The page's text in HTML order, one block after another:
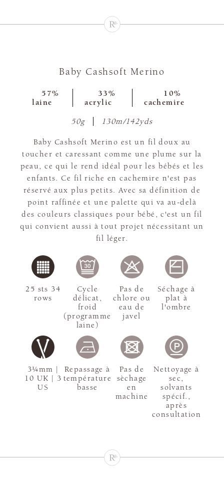
Baby Cashsoft Merino
57%
laine
33%
acrylic
10%
cachemire
50g 130m/142yds
Baby Cashsoft Merino est un fil doux au
toucher et caressant comme une plume sur la
peau, ce qui le rend idéal pour les bébés et les
enfants. Ce fil riche en cachemire n'est pas
réservé aux plus petits. Avec sa définition de
point raffinée et une palette qui va au-delà
des couleurs classiques pour bébé, c'est un fil
qui convient aussi à tout projet nécessitant un
fil léger.
3¼mm |
10 UK | 3
US
25 sts 34
rows
Cycle
délicat,
froid
(programme
laine)
Pas de
chlore ou
eau de
javel
Séchage à
plat à
l'ombre
Repassage à
température
basse
Pas de
sèchage
en
machine
Nettoyage à
sec,
solvants
spécif.,
après
consultation